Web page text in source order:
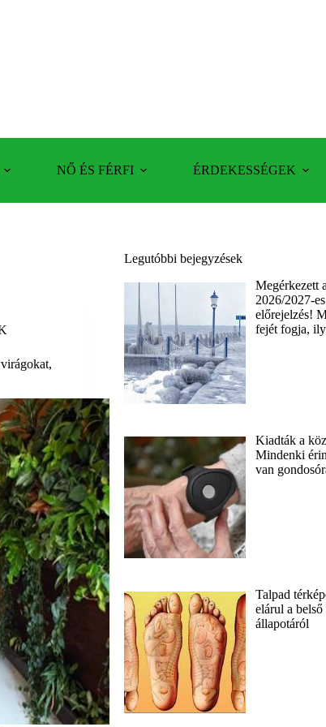
NŐ ÉS FÉRFI ÉRDEKESSÉGEK
Legutóbbi bejegyzések
Megérkezett a
2026/2027-
előrejelzés!
fejét fogja,
Kiadták a
Mindenki
van
Talpad
elárul a belső
állapotáról